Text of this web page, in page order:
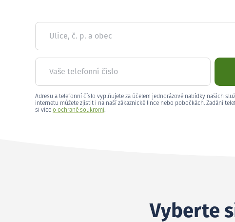
Ulice, č. p. a obec
Vaše telefonní číslo
Adresu a telefonní číslo vyplňujete za účelem jednorázové nabídky našich
internetu můžete zjistit i na naší zákaznické lince nebo pobočkách. Zadání
si více o ochraně soukromí.
Vyberte